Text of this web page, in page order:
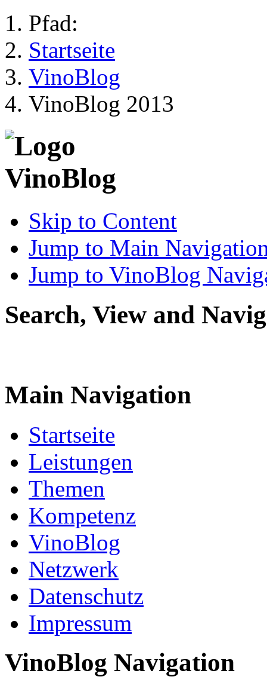
Pfad:
Startseite
VinoBlog
VinoBlog 2013
Skip to Content
Jump to Main
Jump to VinoBlog
Search, View and
Main Navigation
Startseite
Leistungen
Themen
Kompetenz
VinoBlog
Netzwerk
Datenschutz
Impressum
VinoBlog Navigation